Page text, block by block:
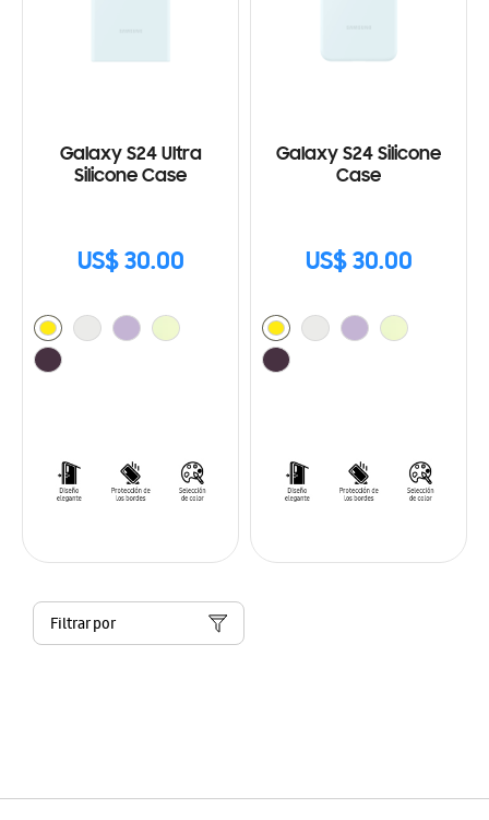
Galaxy S24 Ultra
Silicone Case
US$ 30.00
Galaxy S24 Silicone
Case
US$ 30.00
Filtrar por